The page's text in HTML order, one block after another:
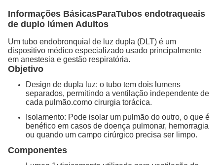
Informações BásicasParaTubos endotraqueais
de duplo lúmen Adultos
Um tubo endobronquial de luz dupla (DLT) é um
dispositivo médico especializado usado principalmente
em anestesia e gestão respiratória.
Objetivo
Design de dupla luz: o tubo tem dois lumens
separados, permitindo a ventilação independente de
cada pulmão.como cirurgia torácica.
Isolamento: Pode isolar um pulmão do outro, o que é
benéfico em casos de doença pulmonar, hemorragia
ou quando um campo cirúrgico precisa ser limpo.
Componentes